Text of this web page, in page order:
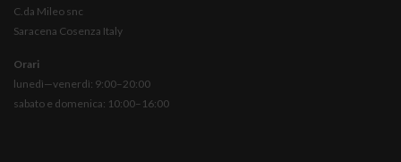
C.da Mileo snc
Saracena Cosenza Italy
Orari
lunedì—venerdì: 9:00–20:00
sabato e domenica: 10:00–16:00